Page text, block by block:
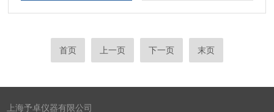
首页 上一页 下一页 末页
上海予卓仪器有限公司